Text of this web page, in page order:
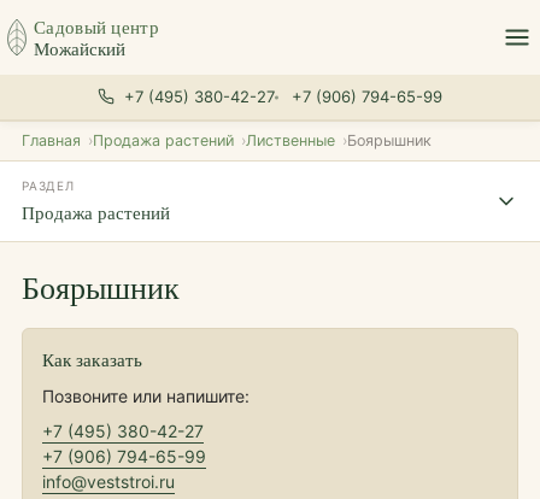
Садовый центр
Можайский
+7 (495) 380-42-27 +7 (906) 794-65-99
Главная Продажа растений Лиственные Боярышник
РАЗДЕЛ
Продажа растений
Боярышник
Как заказать
Позвоните или напишите:
+7 (495) 380-42-27
+7 (906) 794-65-99
info@veststroi.ru